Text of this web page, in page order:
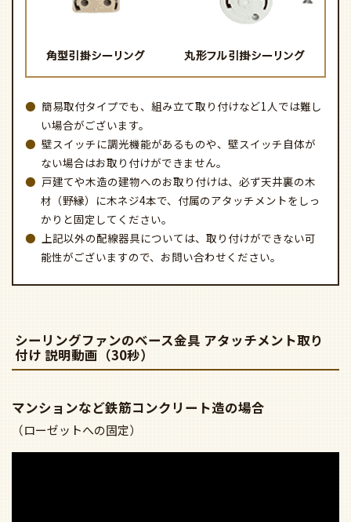
簡易取付タイプでも、組み立て取り付けなど1人では難し
い場合がございます。
壁スイッチに調光機能があるものや、壁スイッチ自体が
ない場合はお取り付けができません。
戸建てや木造の建物へのお取り付けは、必ず天井裏の木
材（野縁）に木ネジ4本で、付属のアタッチメントをしっ
かりと固定してください。
上記以外の配線器具については、取り付けができない可
能性がございますので、お問い合わせください。
シーリングファンのベース金具 アタッチメント取り
付け 説明動画（30秒）
マンションなど鉄筋コンクリート造の場合
（ローゼットへの固定）